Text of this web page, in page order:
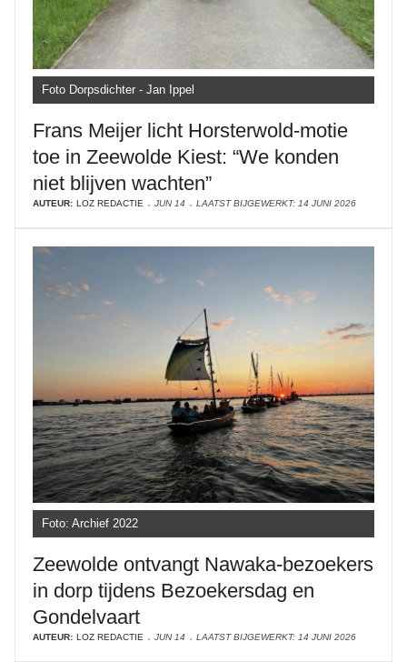
Foto Dorpsdichter - Jan Ippel
Frans Meijer licht Horsterwold-motie
toe in Zeewolde Kiest: “We konden
niet blijven wachten”
AUTEUR: LOZ REDACTIE JUN 14 LAATST BIJGEWERKT: 14 JUNI 2026
Foto: Archief 2022
Zeewolde ontvangt Nawaka-bezoekers
in dorp tijdens Bezoekersdag en
Gondelvaart
AUTEUR: LOZ REDACTIE JUN 14 LAATST BIJGEWERKT: 14 JUNI 2026